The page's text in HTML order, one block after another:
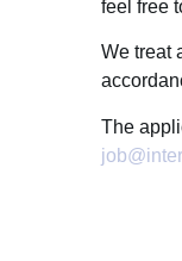
feel free
We treat
The